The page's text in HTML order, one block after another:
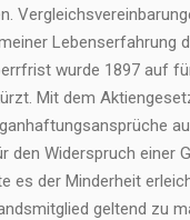
Lebenserfahrung
wurde 1897 auf
Mit dem
den Widerspruch einer
es der Minderheit
geltend zu